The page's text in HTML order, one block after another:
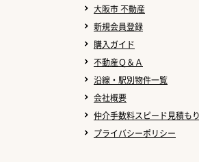
大阪市 不動産
新規会員登録
購入ガイド
不動産Ｑ＆Ａ
沿線・駅別物件一覧
会社概要
仲介手数料スピード見積もり
プライバシーポリシー